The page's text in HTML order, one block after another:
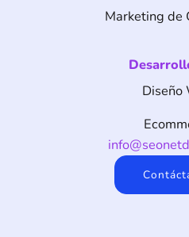
Marketing de
Diseño